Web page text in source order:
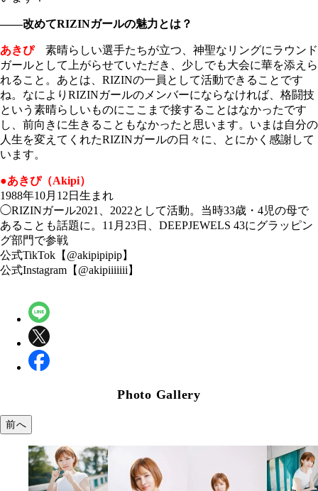
――改めてRIZINガールの魅力とは？
あきぴ素晴らしい選手たちが立つ、神聖なリングにラウンド
ガールとして上がらせていただき、少しでも大会に華を添えら
れること。あとは、RIZINの一員として活動できることです
ね。なによりRIZINガールのメンバーにならなければ、格闘技
という素晴らしいものにここまで接することはなかったです
し、前向きに生きることもなかったと思います。いまは自分の
人生を変えてくれたRIZINガールの日々に、とにかく感謝して
います。
●あきぴ（Akipi）
1988年10月12日生まれ
◯RIZINガール2021、2022として活動。当時33歳・4児の母で
あることも話題に。11月23日、DEEPJEWELS 43にグラッピン
グ部門で参戦
公式TikTok【@akipipipip】
公式Instagram【@akipiiiiiii】
Photo Gallery
前へ